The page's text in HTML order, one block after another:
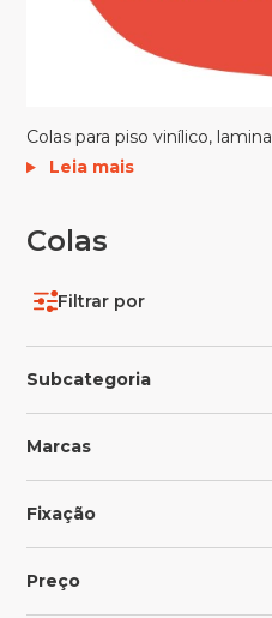
Colas para piso vinílico,
Leia mais
Colas
Filtrar por
Subcategoria
Marcas
Fixação
Preço